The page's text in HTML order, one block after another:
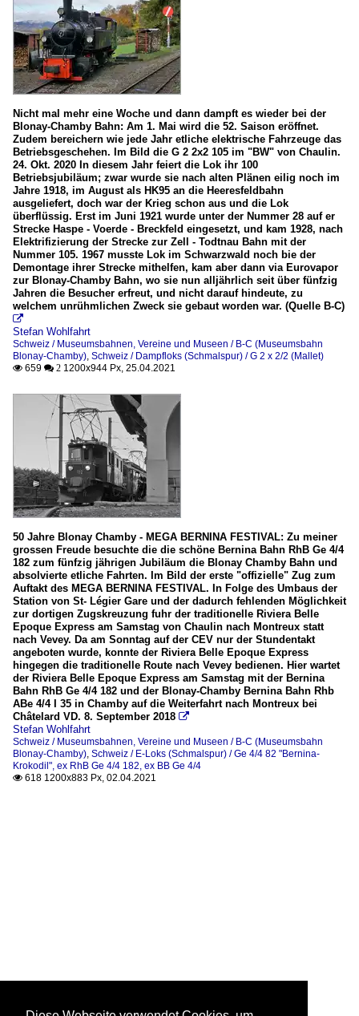
Nicht mal mehr eine Woche und dann dampft es wieder bei der
Blonay-Chamby Bahn: Am 1. Mai wird die 52. Saison eröffnet.
Zudem bereichern wie jede Jahr etliche elektrische Fahrzeuge das
Betriebsgeschehen. Im Bild die G 2 2x2 105 im "BW" von Chaulin.
24. Okt. 2020 In diesem Jahr feiert die Lok ihr 100
Betriebsjubiläum; zwar wurde sie nach alten Plänen eilig noch im
Jahre 1918, im August als HK95 an die Heeresfeldbahn
ausgeliefert, doch war der Krieg schon aus und die Lok
überflüssig. Erst im Juni 1921 wurde unter der Nummer 28 auf er
Strecke Haspe - Voerde - Breckfeld eingesetzt, und kam 1928, nach
Elektrifizierung der Strecke zur Zell - Todtnau Bahn mit der
Nummer 105. 1967 musste Lok im Schwarzwald noch bie der
Demontage ihrer Strecke mithelfen, kam aber dann via Eurovapor
zur Blonay-Chamby Bahn, wo sie nun alljährlich seit über fünfzig
Jahren die Besucher erfreut, und nicht darauf hindeute, zu
welchem unrühmlichen Zweck sie gebaut worden war. (Quelle B-C)

Stefan Wohlfahrt
Schweiz / Museumsbahnen, Vereine und Museen / B-C (Museumsbahn
Blonay-Chamby), Schweiz / Dampfloks (Schmalspur) / G 2 x 2/2 (Mallet)
 659  2 1200x944 Px, 25.04.2021
50 Jahre Blonay Chamby - MEGA BERNINA FESTIVAL: Zu meiner
grossen Freude besuchte die die schöne Bernina Bahn RhB Ge 4/4
182 zum fünfzig jährigen Jubiläum die Blonay Chamby Bahn und
absolvierte etliche Fahrten. Im Bild der erste "offizielle" Zug zum
Auftakt des MEGA BERNINA FESTIVAL. In Folge des Umbaus der
Station von St- Légier Gare und der dadurch fehlenden Möglichkeit
zur dortigen Zugskreuzung fuhr der traditionelle Riviera Belle
Epoque Express am Samstag von Chaulin nach Montreux statt
nach Vevey. Da am Sonntag auf der CEV nur der Stundentakt
angeboten wurde, konnte der Riviera Belle Epoque Express
hingegen die traditionelle Route nach Vevey bedienen. Hier wartet
der Riviera Belle Epoque Express am Samstag mit der Bernina
Bahn RhB Ge 4/4 182 und der Blonay-Chamby Bernina Bahn Rhb
ABe 4/4 I 35 in Chamby auf die Weiterfahrt nach Montreux bei
Châtelard VD. 8. September 2018 
Stefan Wohlfahrt
Schweiz / Museumsbahnen, Vereine und Museen / B-C (Museumsbahn
Blonay-Chamby), Schweiz / E-Loks (Schmalspur) / Ge 4/4 82 "Bernina-
Krokodil", ex RhB Ge 4/4 182, ex BB Ge 4/4
 618 1200x883 Px, 02.04.2021